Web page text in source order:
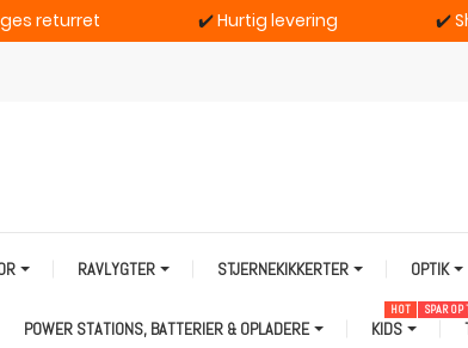
returret ✔️Hurtig levering ✔️
RAVLYGTER STJERNEKIKKERTER OPTIK
POWER STATIONS, BATTERIER & OPLADERE KIDS
HOT SPAR